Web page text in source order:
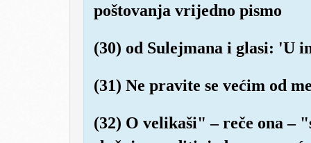
poštovanja vrijedno pismo
(30) od Sulejmana i glasi: 'U
(31) Ne pravite se većim od
(32) O velikaši" – reče ona –